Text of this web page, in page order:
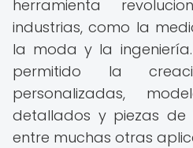
herramienta
industrias, como la
la moda y la
permitido la
personalizadas,
detallados y piezas de
entre muchas otras